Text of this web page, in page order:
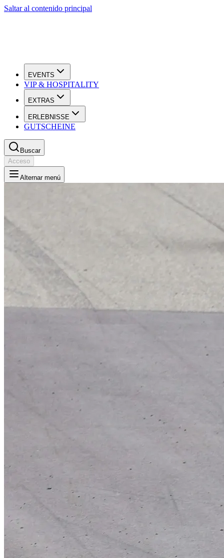
Saltar al contenido principal
EVENTS
VIP & HOSPITALITY
EXTRAS
ERLEBNISSE
GUTSCHEINE
Buscar
Acceso
Alternar menú